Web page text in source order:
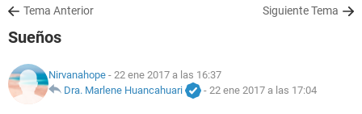
SALUD
NUTRICIÓN
Tema Anterior Siguiente Tema
Sueños
Nirvanahope - 22 ene 2017 a las 16:37
Dra. Marlene Huancahuari
- 22 ene 2017 a las 17:04